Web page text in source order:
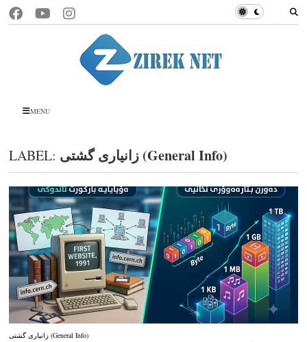
MENU
LABEL: زانیاری گشتی (General Info)
زانیاری گشتی (General Info)